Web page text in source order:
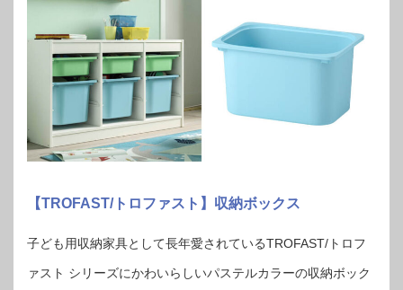
【TROFAST/トロファスト】収納ボックス
子ども用収納家具として長年愛されているTROFAST/トロフ
ァスト シリーズにかわいらしいパステルカラーの収納ボック